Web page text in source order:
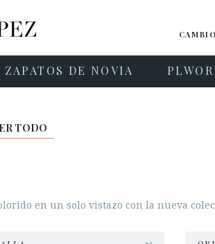
ZAPATOS DE NOVIA
TODO
en un solo vistazo con la nueva